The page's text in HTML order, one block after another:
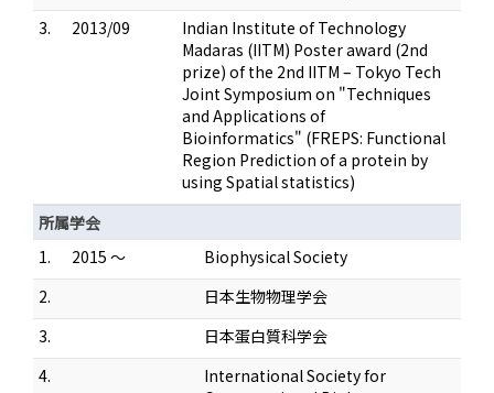
3.
2013/09
Indian Institute of Technology
Madaras (IITM) Poster award (2nd
prize) of the 2nd IITM – Tokyo Tech
Joint Symposium on "Techniques
and Applications of
Bioinformatics" (FREPS: Functional
Region Prediction of a protein by
using Spatial statistics)
所属学会
1.
2015 ～
Biophysical Society
2.
日本生物物理学会
3.
日本蛋白質科学会
4.
International Society for